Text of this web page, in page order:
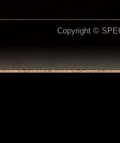
Copyright ©